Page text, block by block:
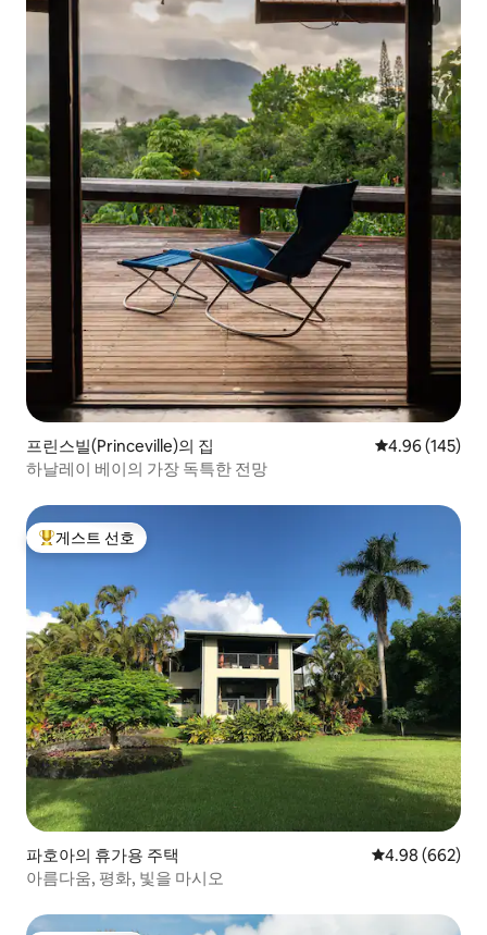
프린스빌(Princeville)의 집 평점 4.96점(5
4.96 (145)
하날레이 베이의 가장 독특한 전망
상위 게스트 선호
게스트 선호
파호아의 휴가용 주택 평점 4.98점(5
4.98 (662)
아름다움, 평화, 빛을 마시오